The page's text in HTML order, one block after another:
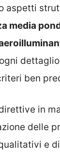
aspetti
media
ogni
ben
in
delle
e